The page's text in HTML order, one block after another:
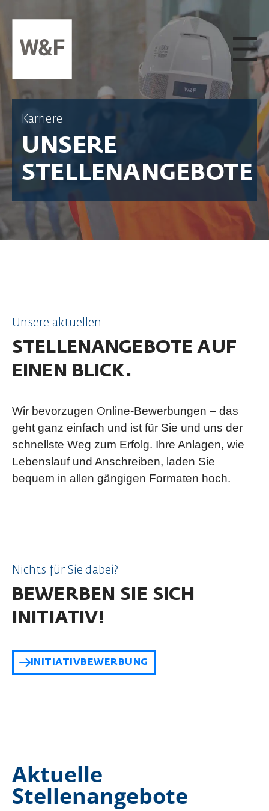
ZUM INHALT SPRINGEN
Karriere
UNSERE
STELLENANGEBOTE
Unsere aktuellen
STELLENANGEBOTE AUF
EINEN BLICK.
Wir bevorzugen Online-Bewerbungen – das
geht ganz einfach und ist für Sie und uns der
schnellste Weg zum Erfolg. Ihre Anlagen, wie
Lebenslauf und Anschreiben, laden Sie
bequem in allen gängigen Formaten hoch.
Nichts für Sie dabei?
BEWERBEN SIE SICH
INITIATIV!
INITIATIVBEWERBUNG
Aktuelle
Stellenangebote